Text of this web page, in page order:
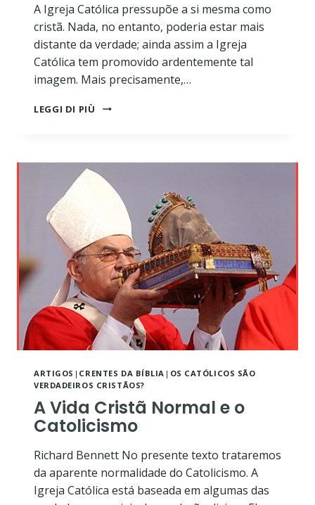
A Igreja Católica pressupõe a si mesma como
cristã. Nada, no entanto, poderia estar mais
distante da verdade; ainda assim a Igreja
Católica tem promovido ardentemente tal
imagem. Mais precisamente,…
LEGGI DI PIÙ
SÃO
ARTIGOS | CRENTES DA BÍBLIA | OS CATÓLICOS SÃO
VERDADEIROS CRISTÃOS?
A Vida Cristã Normal e o
Catolicismo
Richard Bennett No presente texto trataremos
da aparente normalidade do Catolicismo. A
Igreja Católica está baseada em algumas das